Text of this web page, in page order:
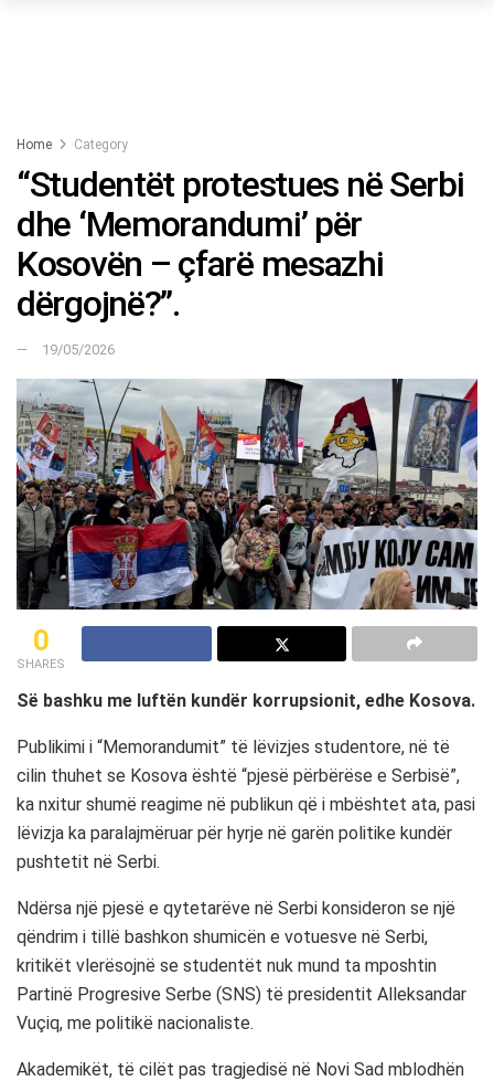
Home Category
“Studentët protestues në Serbi
dhe ‘Memorandumi’ për
Kosovën – çfarë mesazhi
dërgojnë?”.
19/05/2026
0
SHARES
Së bashku me luftën kundër korrupsionit, edhe Kosova.
Publikimi i “Memorandumit” të lëvizjes studentore, në të
cilin thuhet se Kosova është “pjesë përbërëse e Serbisë”,
ka nxitur shumë reagime në publikun që i mbështet ata, pasi
lëvizja ka paralajmëruar për hyrje në garën politike kundër
pushtetit në Serbi.
Ndërsa një pjesë e qytetarëve në Serbi konsideron se një
qëndrim i tillë bashkon shumicën e votuesve në Serbi,
kritikët vlerësojnë se studentët nuk mund ta mposhtin
Partinë Progresive Serbe (SNS) të presidentit Alleksandar
Vuçiq, me politikë nacionaliste.
Akademikët, të cilët pas tragjedisë në Novi Sad mblodhën